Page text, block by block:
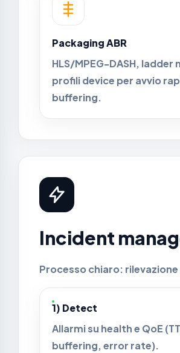
Packaging ABR
HLS/MPEG-DASH,
profili device per avvio
buffering.
Incident
Processo chiaro:
1) Detect
Allarmi su health e QoE
buffering, error rate).